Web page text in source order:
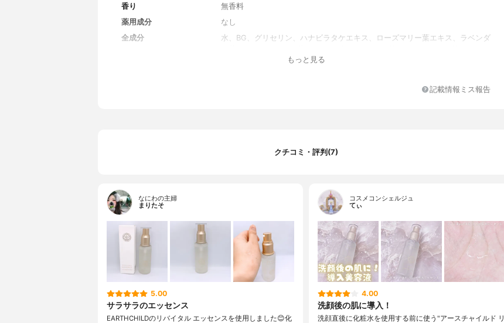
香り
無香料
薬用成分
なし
全成分
水、BG、グリセリン、ハナビラタケエキス、ローズマリー葉エキス、ラベンダ
ルカリゲネス産生多糖体、キサンタンガム、フェノキシエタノール
もっと見る
記載情報ミス報告
クチコミ・評判(7)
なにわの主婦
まりたそ
5.00
サラサラのエッセンス
EARTHCHILDのリバイタル エッセンスを使用しました😊化
コスメコンシェルジュ
てぃ
4.00
洗顔後の肌に導入！
洗顔直後に化粧水を使用する前に使う"アースチャイルド リ